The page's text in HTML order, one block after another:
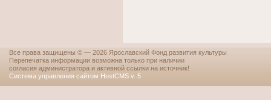
Все права защищены © — 2026 Ярославский Фонд развития культуры
Перепечатка информации возможна только при наличии
согласия администратора и активной ссылки на источник!
Система управления сайтом HostCMS v. 5